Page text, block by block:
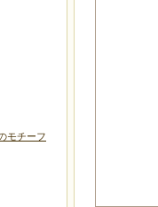
モチーフ